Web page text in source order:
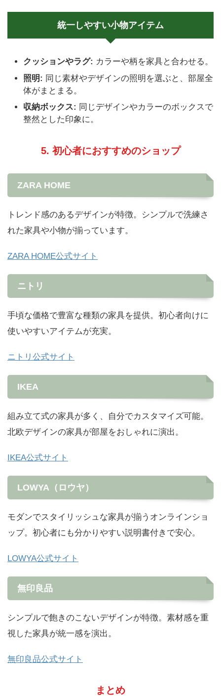
統一しやすい小物アイテム
クッションやラグ: カラーや柄を家具と合わせる。
照明: 同じ素材やデザインの照明を選ぶと、部屋全
体がまとまる。
収納ボックス: 同じデザインやカラーのボックスで
整然とした印象に。
5. 初心者におすすめのショップ
ZARA HOME
トレンド感のあるデザインが特徴。シンプルで洗練さ
れた家具や小物が揃っています。
ZARA HOME公式サイト
ニトリ
手頃な価格で豊富な種類の家具を提供。初心者向けに
使いやすいアイテムが充実。
ニトリ公式サイト
IKEA
組み立て式の家具が多く、自分でカスタマイズ可能。
北欧デザインの家具が部屋をおしゃれに演出。
IKEA公式サイト
LOWYA（ロウヤ）
モダンでスタイリッシュな家具が揃うオンラインショ
ップ。初心者にも分かりやすい説明書付きで安心。
LOWYA公式サイト
無印良品
シンプルで飽きのこないデザインが特徴。素材感を重
視した家具が統一感を演出。
無印良品公式サイト
まとめ